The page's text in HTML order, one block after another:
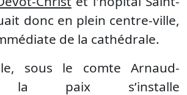
donc en plein centre-ville,
de la cathédrale.
sous le comte Arnaud-
la paix s’installe